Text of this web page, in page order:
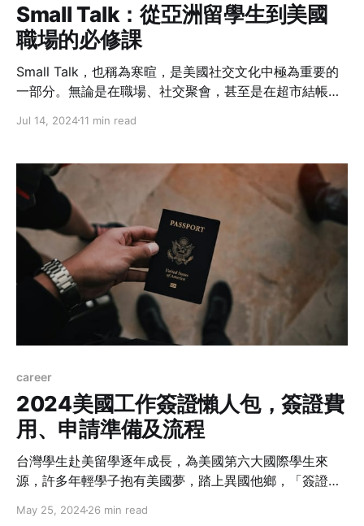
Small Talk：從亞洲留學生到美國
職場的必修課
Small Talk，也稱為寒暄，是美國社交文化中極為重要的
一部分。無論是在職場、社交聚會，甚至是在超市結帳或
種看似隨意的對話，實際上是美國人建立良好印象及彼此
之間的關係，也能為未來的合作打下良好的基礎。對於來
美留學或工作的我們來說，掌握Small Talk的技巧更是融
入美國社會的重要一步。
Jul 14, 202411 min read
career
2024美國工作簽證懶人包，簽證費
用、申請準備及流程
台灣學生赴美留學逐年成長，為美國第六大國際學生來
源，許多年輕學子抱有美國夢，踏上異國他鄉，「簽證」
短期體驗國外工作、或是長期就業，工作簽證都必不可
May 25, 202426 min read